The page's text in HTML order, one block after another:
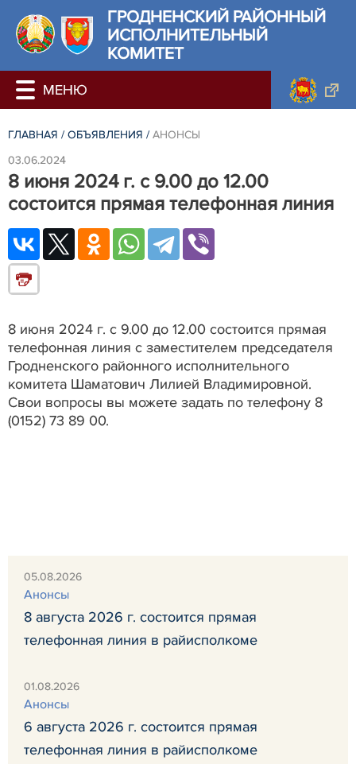
ГРОДНЕНСКИЙ РАЙОННЫЙ
ИСПОЛНИТЕЛЬНЫЙ
КОМИТЕТ
ГЛАВНАЯ / ОБЪЯВЛЕНИЯ / АНОНСЫ
03.06.2024
8 июня 2024 г. с 9.00 до 12.00
состоится прямая телефонная линия
8 июня 2024 г. с 9.00 до 12.00 состоится прямая
телефонная линия с заместителем председателя
Гродненского районного исполнительного
комитета Шаматович Лилией Владимировной.
Свои вопросы вы можете задать по телефону 8
(0152) 73 89 00.
05.08.2026
Анонсы
8 августа 2026 г. состоится прямая
телефонная линия в райисполкоме
01.08.2026
Анонсы
6 августа 2026 г. состоится прямая
телефонная линия в райисполкоме